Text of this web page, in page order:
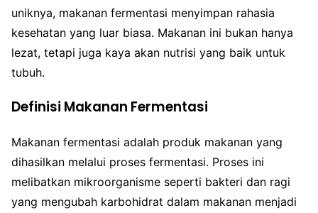
uniknya, makanan fermentasi menyimpan rahasia
kesehatan yang luar biasa. Makanan ini bukan hanya
lezat, tetapi juga kaya akan nutrisi yang baik untuk
tubuh.
Definisi Makanan Fermentasi
Makanan fermentasi adalah produk makanan yang
dihasilkan melalui proses fermentasi. Proses ini
melibatkan mikroorganisme seperti bakteri dan ragi
yang mengubah karbohidrat dalam makanan menjadi